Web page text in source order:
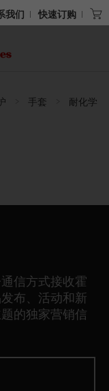
我们 快速订购
手套
耐化学
信方式接收霍
布、活动和新
的独家营销信